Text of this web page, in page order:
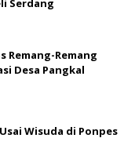
Remang-Remang
Desa Pangkal
Wisuda di Ponpes